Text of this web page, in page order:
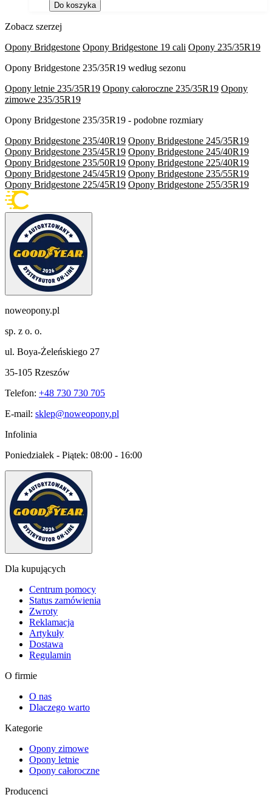
Do koszyka
Zobacz szerzej
Opony Bridgestone Opony Bridgestone 19 cali Opony 235/35R19
Opony Bridgestone 235/35R19 według sezonu
Opony letnie 235/35R19 Opony całoroczne 235/35R19 Opony
zimowe 235/35R19
Opony Bridgestone 235/35R19 - podobne rozmiary
Opony Bridgestone 235/40R19 Opony Bridgestone 245/35R19
Opony Bridgestone 235/45R19 Opony Bridgestone 245/40R19
Opony Bridgestone 235/50R19 Opony Bridgestone 225/40R19
Opony Bridgestone 245/45R19 Opony Bridgestone 235/55R19
Opony Bridgestone 225/45R19 Opony Bridgestone 255/35R19
noweopony.pl
sp. z o. o.
ul. Boya-Żeleńskiego 27
35-105 Rzeszów
Telefon: +48 730 730 705
E-mail: sklep@noweopony.pl
Infolinia
Poniedziałek - Piątek: 08:00 - 16:00
Dla kupujących
Centrum pomocy
Status zamówienia
Zwroty
Reklamacja
Artykuły
Dostawa
Regulamin
O firmie
O nas
Dlaczego warto
Kategorie
Opony zimowe
Opony letnie
Opony całoroczne
Producenci